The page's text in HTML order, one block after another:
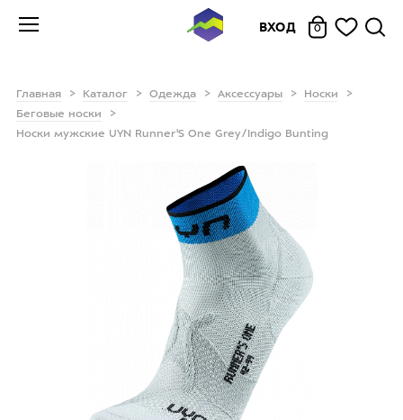
ВХОД 0
Главная Каталог Одежда Аксессуары
Носки
Беговые носки
Носки мужские UYN Runner'S One Grey/Indigo Bunting